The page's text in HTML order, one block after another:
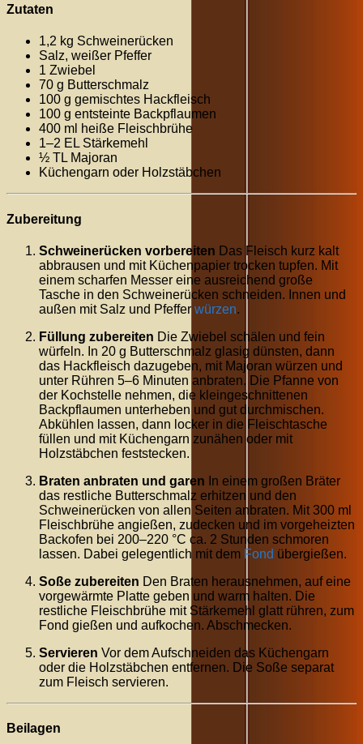
Zutaten
1,2 kg Schweinerücken
Salz, weißer Pfeffer
1 Zwiebel
70 g Butterschmalz
100 g gemischtes Hackfleisch
100 g entsteinte Backpflaumen
400 ml heiße Fleischbrühe
1–2 EL Stärkemehl
½ TL Majoran
Küchengarn oder Holzstäbchen
Zubereitung
Schweinerücken vorbereiten Das Fleisch kurz kalt
abbrausen und mit Küchenpapier trocken tupfen. Mit
einem scharfen Messer eine ausreichend große
Tasche in den Schweinerücken schneiden. Innen und
außen mit Salz und Pfeffer würzen.
Füllung zubereiten Die Zwiebel schälen und fein
würfeln. In 20 g Butterschmalz glasig dünsten, dann
das Hackfleisch dazugeben, mit Majoran würzen und
unter Rühren 5–6 Minuten anbraten. Die Pfanne von
der Kochstelle nehmen, die kleingeschnittenen
Backpflaumen unterheben und gut durchmischen.
Abkühlen lassen, dann locker in die Fleischtasche
füllen und mit Küchengarn zunähen oder mit
Holzstäbchen feststecken.
Braten anbraten und garen In einem großen Bräter
das restliche Butterschmalz erhitzen und den
Schweinerücken von allen Seiten anbraten. Mit 300 ml
Fleischbrühe angießen, zudecken und im vorgeheizten
Backofen bei 200–220 °C ca. 2 Stunden schmoren
lassen. Dabei gelegentlich mit dem Fond übergießen.
Soße zubereiten Den Braten herausnehmen, auf eine
vorgewärmte Platte geben und warm halten. Die
restliche Fleischbrühe mit Stärkemehl glatt rühren, zum
Fond gießen und aufkochen. Abschmecken.
Servieren Vor dem Aufschneiden das Küchengarn
oder die Holzstäbchen entfernen. Die Soße separat
zum Fleisch servieren.
Beilagen